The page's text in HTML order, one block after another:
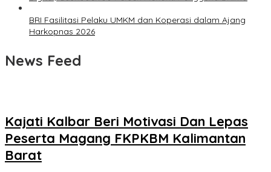
BRI Fasilitasi Pelaku UMKM dan Koperasi dalam Ajang
Harkopnas 2026
News Feed
Kajati Kalbar Beri Motivasi Dan Lepas
Peserta Magang FKPKBM Kalimantan
Barat